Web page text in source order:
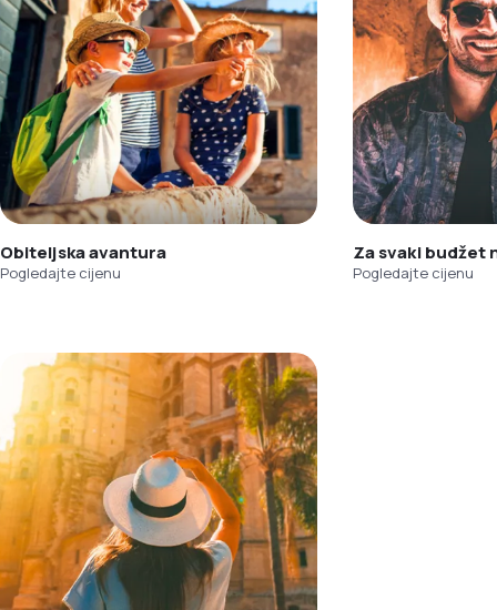
Obiteljska avantura
Pogledajte cijenu
Za svaki budžet
Pogledajte cijenu